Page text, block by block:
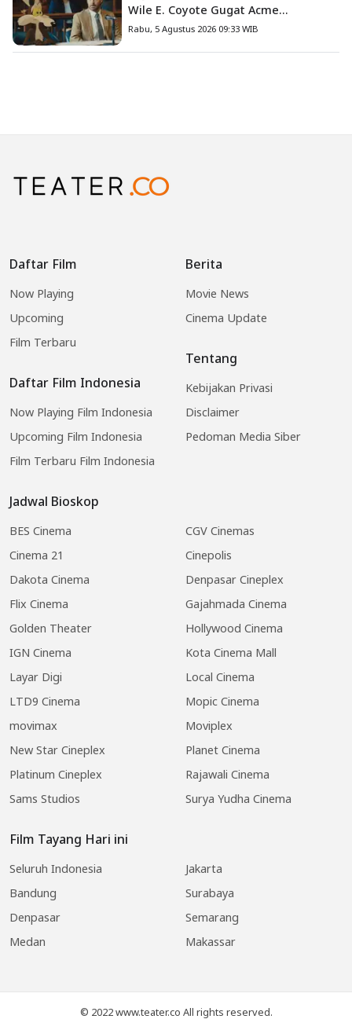
Wile E. Coyote Gugat Acme
Corporation ke Pengadilan
Rabu, 5 Agustus 2026 09:33 WIB
Daftar Film
Now Playing
Upcoming
Film Terbaru
Daftar Film Indonesia
Now Playing Film Indonesia
Upcoming Film Indonesia
Film Terbaru Film Indonesia
Jadwal Bioskop
BES Cinema
CGV Cinemas
Cinema 21
Cinepolis
Dakota Cinema
Denpasar Cineplex
Flix Cinema
Gajahmada Cinema
Golden Theater
Hollywood Cinema
IGN Cinema
Kota Cinema Mall
Layar Digi
Local Cinema
LTD9 Cinema
Mopic Cinema
movimax
Moviplex
New Star Cineplex
Planet Cinema
Platinum Cineplex
Rajawali Cinema
Sams Studios
Surya Yudha Cinema
Film Tayang Hari ini
Seluruh Indonesia
Jakarta
Bandung
Surabaya
Denpasar
Semarang
Medan
Makassar
Berita
Movie News
Cinema Update
Tentang
Kebijakan Privasi
Disclaimer
Pedoman Media Siber
© 2022 www.teater.co All rights reserved.